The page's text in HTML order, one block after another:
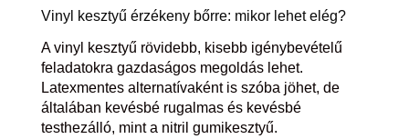
Vinyl kesztyű érzékeny bőrre: mikor lehet elég?
A vinyl kesztyű rövidebb, kisebb igénybevételű
feladatokra gazdaságos megoldás lehet.
Latexmentes alternatívaként is szóba jöhet, de
általában kevésbé rugalmas és kevésbé
testhezálló, mint a nitril gumikesztyű.